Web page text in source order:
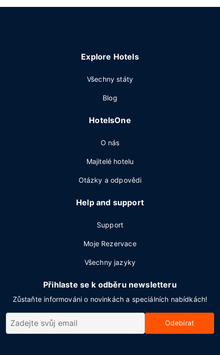
Explore Hotels
Všechny státy
Blog
HotelsOne
O nás
Majitelé hotelu
Otázky a odpovědi
Help and support
Support
Moje Rezervace
Všechny jazyky
Přihlaste se k odběru newsletteru
Zůstaňte informováni o novinkách a speciálních nabídkách!
Odebírat